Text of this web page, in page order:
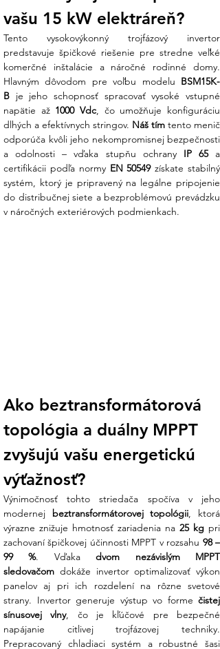
do distribučnej sústavy.
Hlavné prednosti striedača BSM15K-B:
Maximálna energetická výťažnosť:
Vďaka účinnosti MPPT algoritmu v
rozsahu 98 – 99 % tento menič bleskovo
reaguje na zmeny osvetlenia a
zabezpečuje, že vaše panely pracujú
vždy v bode maximálneho výkonu.
Čistá sínusoida pre vaše spotrebiče:
Výstup čistej sínusovej vlny zaručuje
bezproblémový chod aj tej najcitlivejšej
domácej elektroniky, tepelných čerpadiel
vode, čo umožňuje jeho inštaláciu v
technológia navyše zabezpečuje tichú a
Koniec technickej neistote:
istí, či je tento model kompatibilný s
vaším počtom panelov alebo potrebujete
pomoc s nastavením WIFI monitoringu?
Náš tím v Ensun vás prevedie celým
procesom od technického návrhu až po
spustenie systému.
Technické špecifikácie:
V Ensun dbáme na to, aby zariadenia
spĺňali všetky slovenské distribučné
podmienky:
vašu 15 kW elektráreň?
Tento vysokovýkonný trojfázový invertor
predstavuje špičkové riešenie pre stredne veľké
komerčné inštalácie a náročné rodinné domy.
Hlavným dôvodom pre voľbu modelu BSM15K-
B je jeho schopnosť spracovať vysoké vstupné
napätie až 1000 Vdc, čo umožňuje konfiguráciu
dlhých a efektívnych stringov. Náš tím tento menič
odporúča kvôli jeho nekompromisnej bezpečnosti
a odolnosti – vďaka stupňu ochrany IP 65 a
certifikácii podľa normy EN 50549 získate stabilný
systém, ktorý je pripravený na legálne pripojenie
do distribučnej siete a bezproblémovú prevádzku
v náročných exteriérových podmienkach.
Ako beztransformátorová
topológia a duálny MPPT
zvyšujú vašu energetickú
výťažnosť?
Výnimočnosť tohto striedača spočíva v jeho
modernej beztransformátorovej topológii, ktorá
výrazne znižuje hmotnosť zariadenia na 25 kg pri
zachovaní špičkovej účinnosti MPPT v rozsahu 98 –
99 %. Vďaka dvom nezávislým MPPT
sledovačom dokáže invertor optimalizovať výkon
panelov aj pri ich rozdelení na rôzne svetové
strany. Invertor generuje výstup vo forme čistej
sínusovej vlny, čo je kľúčové pre bezpečné
napájanie citlivej trojfázovej techniky.
Prepracovaný chladiaci systém a robustné šasi